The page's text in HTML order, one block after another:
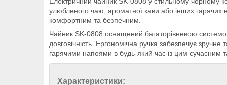
улюбленого чаю, ароматної кави або інших гарячих
комфортним та безпечним.
Чайник SK-0808 оснащений багаторівневою
довговічність. Ергономічна ручка забезпечує
гарячими напоями в будь-який час із цим сучасним
Характеристики: